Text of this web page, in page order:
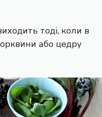
тоді, коли в
або цедру